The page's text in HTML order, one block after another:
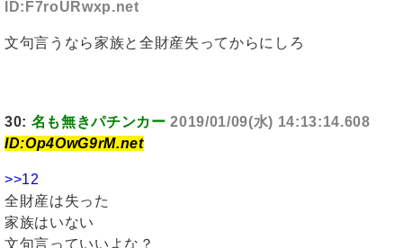
ID:F7roURwxp.net
文句言うなら家族と全財産失ってからにしろ
30: 名も無きパチンカー 2019/01/09(水) 14:13:14.608
ID:Op4OwG9rM.net
>>12
全財産は失った
家族はいない
文句言っていいよな？